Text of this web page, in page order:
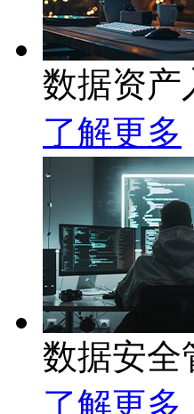
数据资产
了解更多
数据安全
了解更多